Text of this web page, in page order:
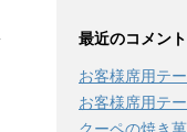
最近のコメント
お客様席用テ
お客様席用テ